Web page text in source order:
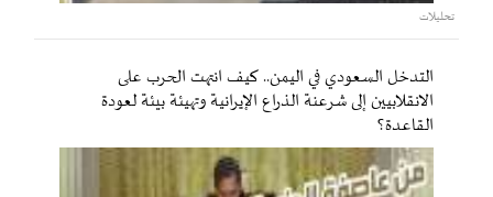
تحليلات
التدخل السعودي في اليمن.. كيف انتهت الحرب على
الانقلابيين إلى شرعنة الذراع الإيرانية وتهيئة بيئة لعودة
القاعدة؟